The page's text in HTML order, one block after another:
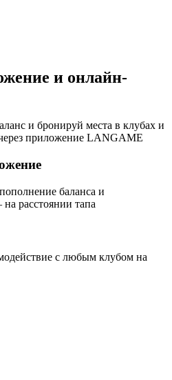
и онлайн-
и бронируй места в клубах и
приложение LANGAME
баланса и
расстоянии тапа
с любым клубом на